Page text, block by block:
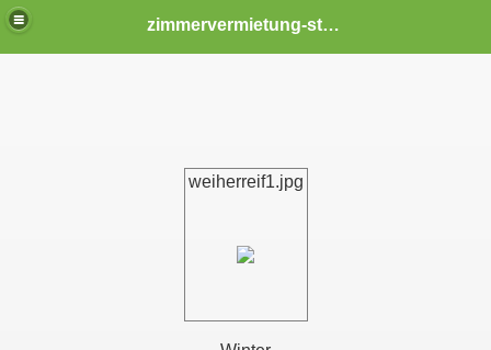
zimmervermietung-stendal
weiherreif1.jpg